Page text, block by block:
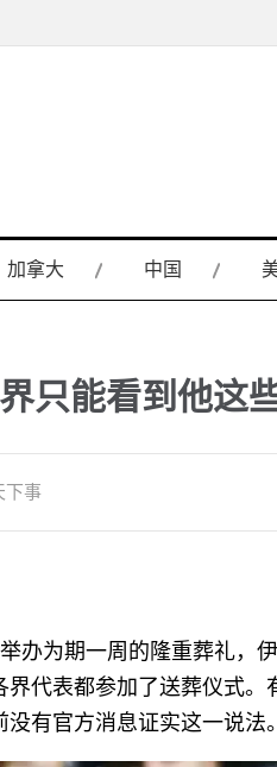
加拿大 中国
只能看到他这
下事
办为期一周的隆重葬礼，
代表都参加了送葬仪式
有官方消息证实这一说法。